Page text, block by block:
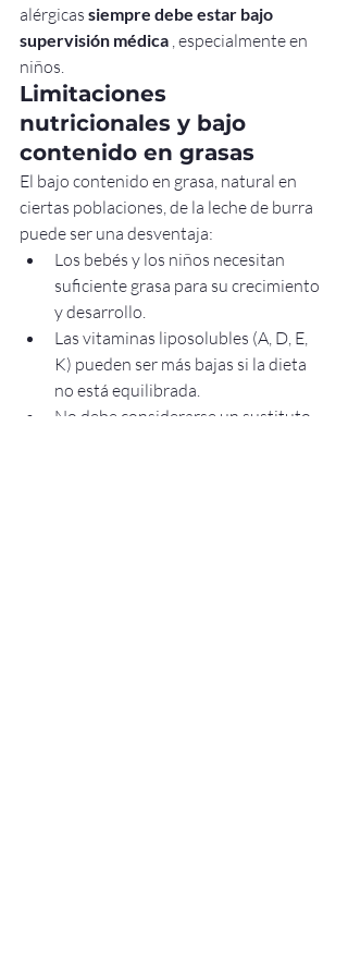
alérgicas siempre debe estar bajo
supervisión médica , especialmente en
niños.
Limitaciones
nutricionales y bajo
contenido en grasas
El bajo contenido en grasa, natural en
ciertas poblaciones, de la leche de burra
puede ser una desventaja:
Los bebés y los niños necesitan
suficiente grasa para su crecimiento
y desarrollo.
Las vitaminas liposolubles (A, D, E,
K) pueden ser más bajas si la dieta
no está equilibrada.
No debe considerarse un sustituto